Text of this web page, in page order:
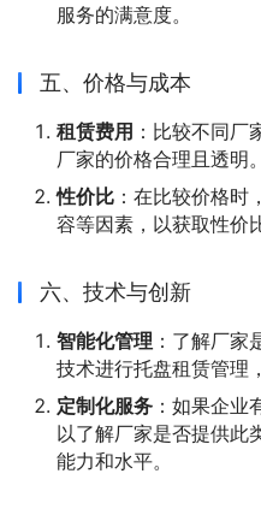
服务的满意度。
五、价格与成本
租赁费用 ：比较不同
厂家的价格合理且透明。
性价比 ：在比较价格
容等因素，以获取性价
六、技术与创新
智能化管理 ：了解厂
技术进行托盘租赁管理
定制化服务 ：如果企
以了解厂家是否提供此
能力和水平。